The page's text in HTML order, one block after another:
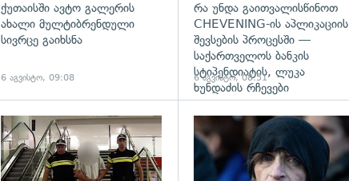
ქუთაისში ავტო გალერის
ახალი მულტიბრენდული
სივრცე გაიხსნა
6 აგვისტო, 09:08
რა უნდა გაითვალისწინოთ
CHEVENING-ის აპლიკაციის
შევსების პროცესში —
საქართველოს ბანკის
სტიპენდიატის, ლუკა
ხუნდაძის რჩევები
6 აგვისტო, 08:51
გადახედვა